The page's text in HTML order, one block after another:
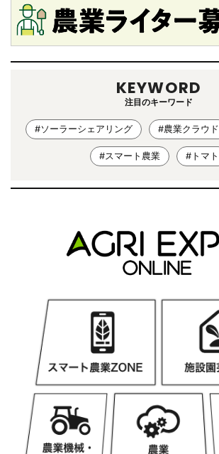
KEYWORD
注目のキーワード
#ソーラーシェアリング #農業クラウド
#スマート農業 #トマト